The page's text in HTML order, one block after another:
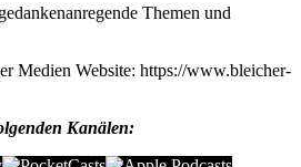
Themen und
Medien Website: https://www.bleicher-
Kanälen: